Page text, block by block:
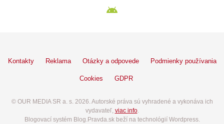
Kontakty Reklama Otázky a odpovede Podmienky používania
Cookies GDPR
© OUR MEDIA SR a. s. 2026. Autorské práva sú vyhradené a vykonáva ich
vydavateľ, viac info.
Blogovací systém Blog.Pravda.sk beží na technológií Wordpress.